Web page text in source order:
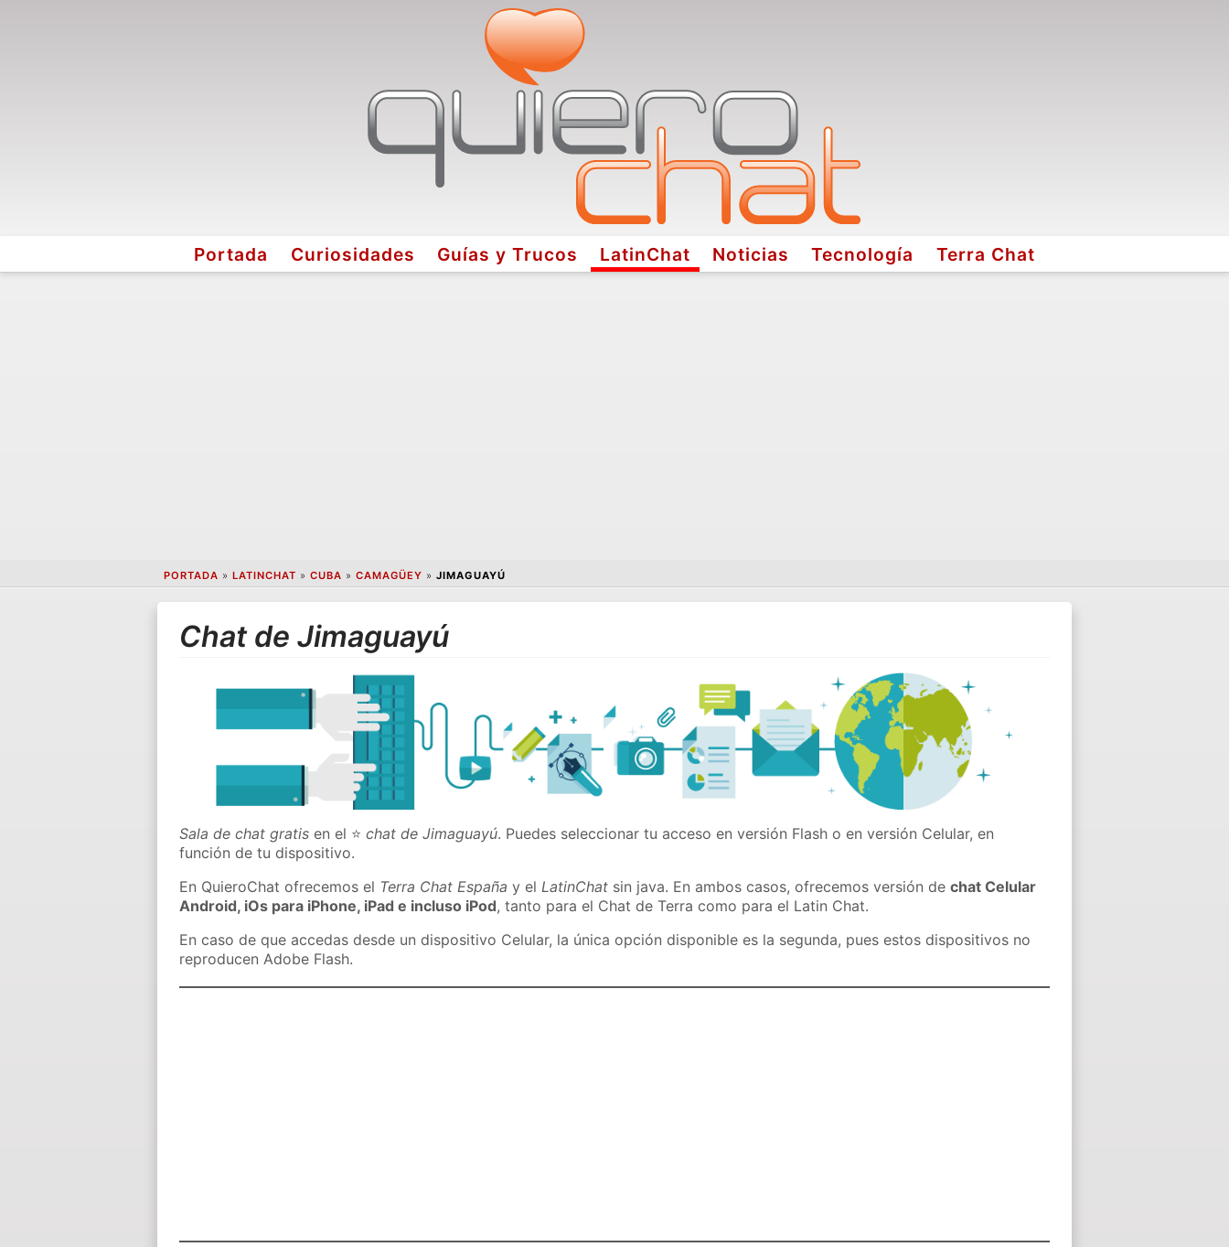
Portada Curiosidades Guías y Trucos LatinChat Noticias Tecnología Terra Chat
PORTADA » LATINCHAT » CUBA » CAMAGÜEY » JIMAGUAYÚ
Chat de Jimaguayú
Sala de chat gratis en el ⭐chat de Jimaguayú. Puedes seleccionar tu acceso en versión Flash o en versión Celular, en
función de tu dispositivo.
En QuieroChat ofrecemos el Terra Chat España y elLatinChat sin java. En ambos casos, ofrecemos versión dechat Celular
Android, iOs para iPhone, iPad e incluso iPod, tanto para el Chat de Terra como para el Latin Chat.
En caso de que accedas desde un dispositivo Celular, la única opción disponible es la segunda, pues estos dispositivos no
reproducen Adobe Flash.